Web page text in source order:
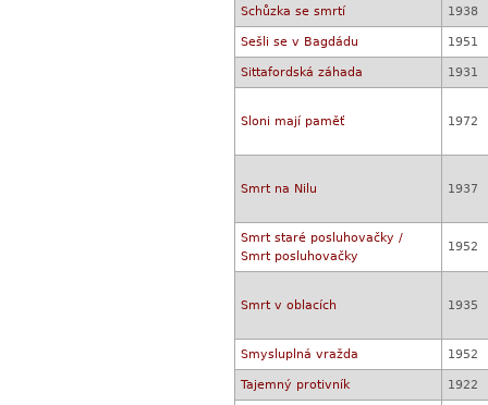
Schůzka se smrtí 1938
Sešli se v Bagdádu 1951
Sittafordská záhada 1931
Sloni mají paměť 1972
Smrt na Nilu 1937
Smrt staré posluhovačky /
Smrt posluhovačky
1952
Smrt v oblacích 1935
Smysluplná vražda 1952
Tajemný protivník 1922